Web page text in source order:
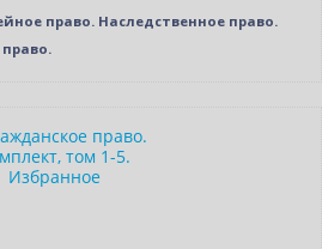
право. Наследственное право.